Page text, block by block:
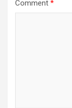
Comment *